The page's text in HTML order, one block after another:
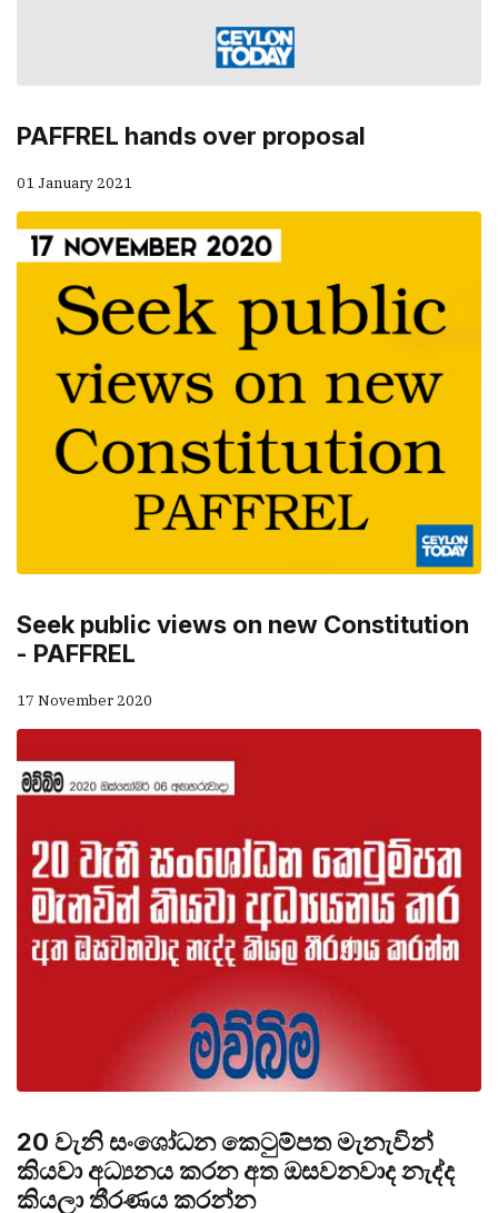
PAFFREL hands over proposal
01 January 2021
Seek public views on new Constitution
- PAFFREL
17 November 2020
20 වැනි සංශෝධන කෙටුම්පත මැනැවින්
කියවා අධ්‍යනය කරන අත ඔසවනවාද නැද්ද
කියලා තීරණය කරන්න